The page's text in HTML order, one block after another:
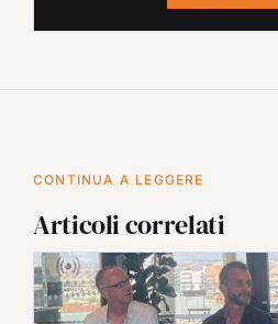
CONTINUA A LEGGERE
Articoli correlati